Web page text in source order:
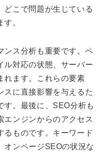
どこで問題が生じている
。
ンス分析も重要です。ペ
ル対応の状態、サーバー
れます。これらの要素
スに直接影響を与えるた
す。最後に、SEO分析も
エンジンからのアクセス
るものです。キーワード
オンページSEOの状況な